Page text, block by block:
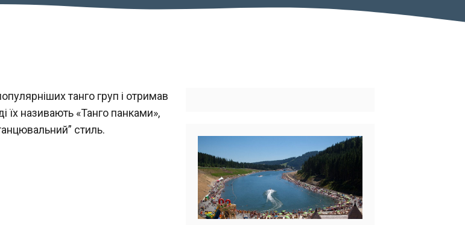
танго груп і отримав
їх називають «Танго панками»,
стиль.